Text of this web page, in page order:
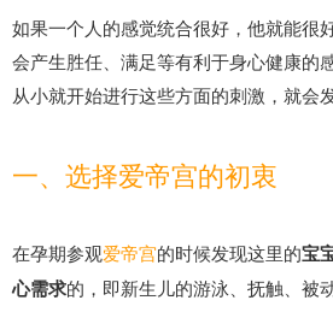
如果一个人的感觉统合很好，他就能很
会产生胜任、满足等有利于身心健康的
从小就开始进行这些方面的刺激，就会
一、选择爱帝宫的初衷
在孕期参观爱帝宫的时候发现这里的宝
心需求的，即新生儿的游泳、抚触、被